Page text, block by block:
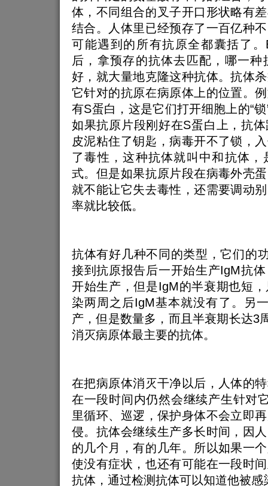
体，不同组合的叉子开口形状略有
结合。人体里已经预存了一百亿种
可能遇到的所有抗原全都囊括了
后，拿预存的抗体去匹配，哪一
好，就大量地克隆这种抗体。抗体
它针对的抗原在病原体上的位置。
有S蛋白，这是它们打开细胞上的“锁
如果抗原片段刚好在S蛋白上，抗
皮泥粘住了钥匙，病毒开不了锁，
了毒性，这种抗体就叫中和抗体，
式。但是如果抗原片段在病毒外壳
就不能让它失去毒性，还需要调动
率就比较低。
抗体有好几种不同的类型，它们的
接到抗原报告后一开始生产IgM抗
开始生产，但是IgM的半衰期也短
染两周之后IgM基本就没有了。另
产，但是数量多，而且半衰期长达3
消灭病原体最主要的抗体。
在把病原体消灭干净以后，人体的
在一段时间内仍然会继续产生针对
里循环、巡逻，保护身体不会立即
侵。抗体会继续生产多长时间，因
的几个月，有的几年。所以如果一
使没有症状，也还有可能在一段时
抗体，通过检测抗体可以知道他被感